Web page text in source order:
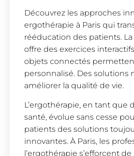
Découvrez les approches
ergothérapie à Paris qui
rééducation des patients.
offre des exercices
objets connectés
personnalisé. Des solutions
améliorer la qualité de vie.
L’ergothérapie, en tant que
santé, évolue sans cesse
patients des solutions
innovantes. À Paris, les
l’ergothérapie s’efforcent